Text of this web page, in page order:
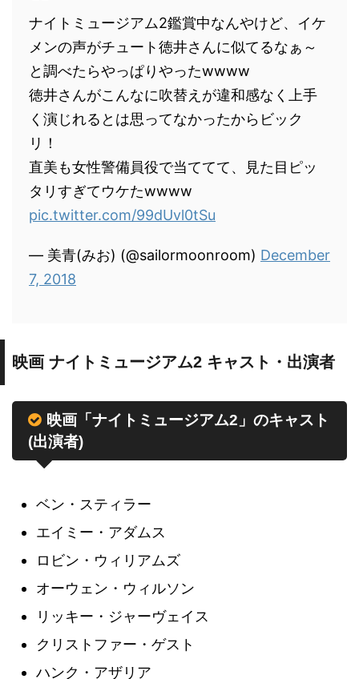
ナイトミュージアム2鑑賞中なんやけど、イケ
メンの声がチュート徳井さんに似てるなぁ～
と調べたらやっぱりやったwwww
徳井さんがこんなに吹替えが違和感なく上手
く演じれるとは思ってなかったからビック
リ！
直美も女性警備員役で当ててて、見た目ピッ
タリすぎてウケたwwww
pic.twitter.com/99dUvl0tSu
— 美青(みお) (@sailormoonroom) December
7, 2018
映画 ナイトミュージアム2 キャスト・出演者
映画「ナイトミュージアム2」のキャスト
(出演者)
ベン・スティラー
エイミー・アダムス
ロビン・ウィリアムズ
オーウェン・ウィルソン
リッキー・ジャーヴェイス
クリストファー・ゲスト
ハンク・アザリア